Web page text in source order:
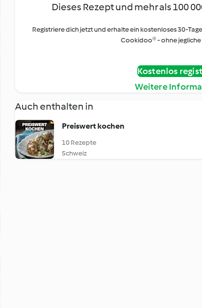
Dieses Rezept und mehr als 100
Registriere dich jetzt und erhalte ein kostenloses 30-
Cookidoo® - ohne
Kostenlos
Weitere
Auch enthalten in
Preiswert kochen
10 Rezepte
Schweiz